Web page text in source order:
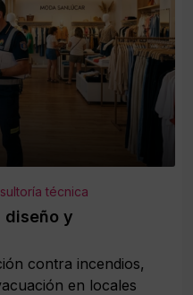
técnica
diseño y
contra incendios,
en locales